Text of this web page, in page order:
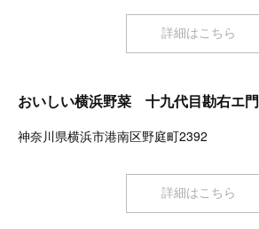
詳細はこちら
おいしい横浜野菜 十九代目勘右エ門
神奈川県横浜市港南区野庭町2392
詳細はこちら